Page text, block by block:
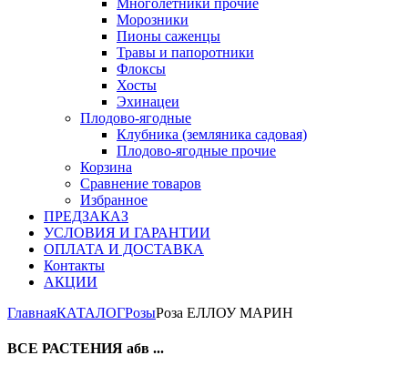
Многолетники прочие
Морозники
Пионы саженцы
Травы и папоротники
Флоксы
Хосты
Эхинацеи
Плодово-ягодные
Клубника (земляника садовая)
Плодово-ягодные прочие
Корзина
Сравнение товаров
Избранное
ПРЕДЗАКАЗ
УСЛОВИЯ И ГАРАНТИИ
ОПЛАТА И ДОСТАВКА
Контакты
АКЦИИ
ГлавнаяКАТАЛОГРозыРоза ЕЛЛОУ МАРИН
ВСЕ РАСТЕНИЯ абв ...